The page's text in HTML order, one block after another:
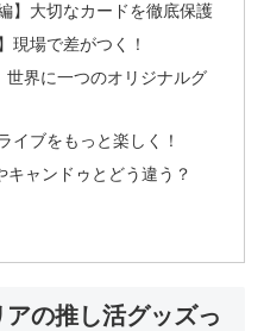
】大切なカードを徹底保護
現場で差がつく！
世界に一つのオリジナルグ
イブをもっと楽しく！
キャンドゥとどう違う？
の推し活グッズっ